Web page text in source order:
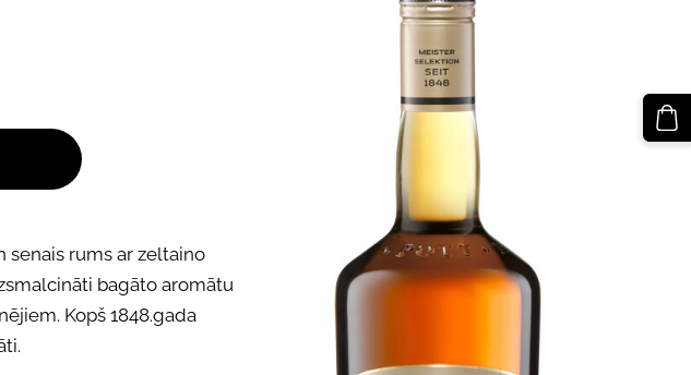
senais rums ar zeltaino
bagāto aromātu
Kopš 1848.gada